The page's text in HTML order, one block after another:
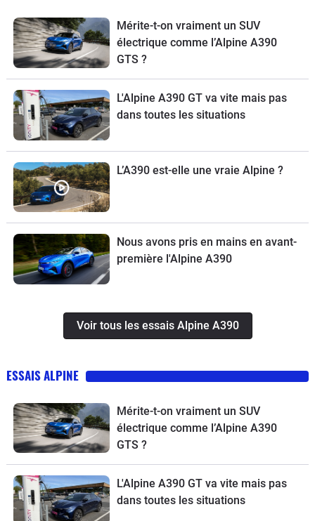
Mérite-t-on vraiment un SUV
électrique comme l’Alpine A390
GTS ?
L'Alpine A390 GT va vite mais pas
dans toutes les situations
L’A390 est-elle une vraie Alpine ?
Nous avons pris en mains en avant-
première l'Alpine A390
Voir tous les essais Alpine A390
ESSAIS ALPINE
Mérite-t-on vraiment un SUV
électrique comme l’Alpine A390
GTS ?
L'Alpine A390 GT va vite mais pas
dans toutes les situations